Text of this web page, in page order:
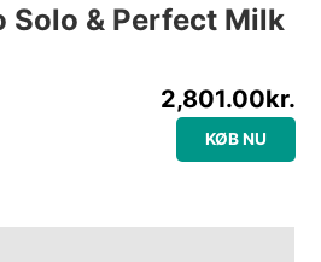
Solo & Perfect Milk
2,801.00kr.
KØB NU